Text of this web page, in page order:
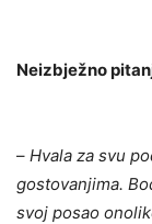
Neizbježno
– Hvala za svu
gostovanjima.
svoj posao